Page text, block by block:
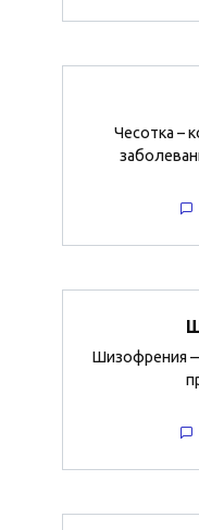
Чесотка –
Шизофрения —